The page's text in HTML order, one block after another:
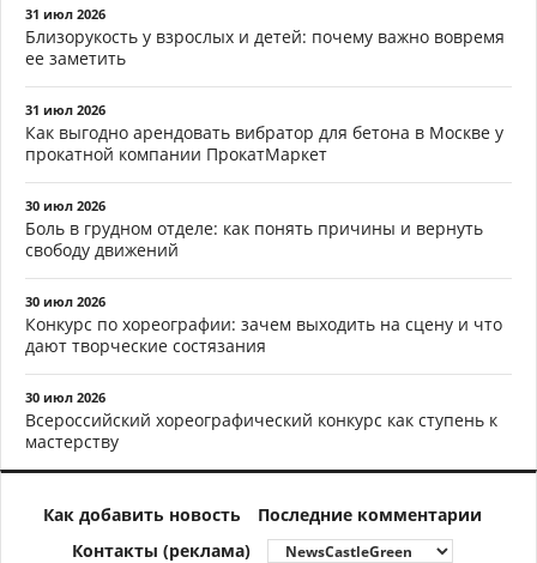
31 июл 2026
Близорукость у взрослых и детей: почему важно вовремя
ее заметить
31 июл 2026
Как выгодно арендовать вибратор для бетона в Москве у
прокатной компании ПрокатМаркет
30 июл 2026
Боль в грудном отделе: как понять причины и вернуть
свободу движений
30 июл 2026
Конкурс по хореографии: зачем выходить на сцену и что
дают творческие состязания
30 июл 2026
Всероссийский хореографический конкурс как ступень к
мастерству
Как добавить новость
Последние комментарии
Контакты (реклама)